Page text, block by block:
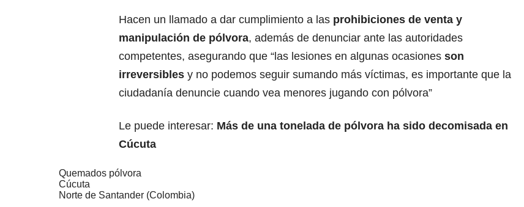
Hacen un llamado a dar cumplimiento a las prohibiciones de venta y
manipulación de pólvora, además de denunciar ante las autoridades
competentes, asegurando que “las lesiones en algunas ocasiones son
irreversibles y no podemos seguir sumando más víctimas, es importante que la
ciudadanía denuncie cuando vea menores jugando con pólvora”
Le puede interesar: Más de una tonelada de pólvora ha sido decomisada en
Cúcuta
Quemados pólvora
Cúcuta
Norte de Santander (Colombia)